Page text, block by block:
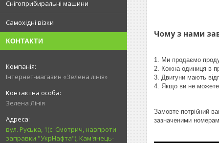
Снігоприбиральні машини
Самохідні візки
КОНТАКТИ
Інтернет-магазин «Зелена лінія»
Зелена Лінія
вул. Руська, 1(с. Смотрич, навпроти
заправки "УкрНафта"), Кам'янець-
Чому з нами
1. Ми продаємо
2. Кожна одиниця в
3. Двигуни мають
4. Якщо ви не можете
Замовте потрібний
зазначеними